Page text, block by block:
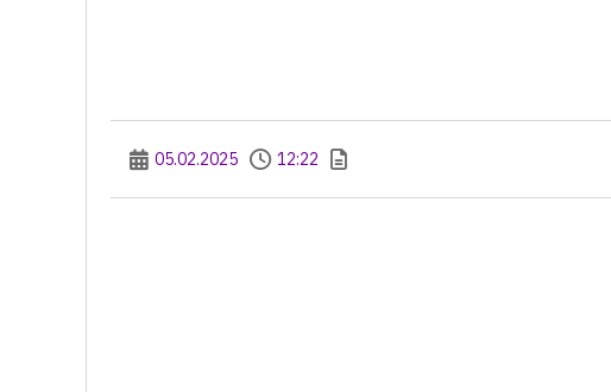
05.02.2025 12:22